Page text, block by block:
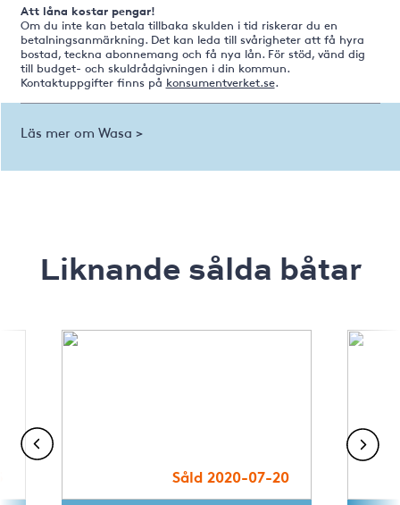
Att låna kostar pengar!
Om du inte kan betala tillbaka skulden i tid riskerar du en
betalningsanmärkning. Det kan leda till svårigheter att få hyra
bostad, teckna abonnemang och få nya lån. För stöd, vänd dig
till budget- och skuldrådgivningen i din kommun.
Kontaktuppgifter finns på konsumentverket.se.
Läs mer om Wasa >
Liknande sålda båtar
Såld 2020-07-20